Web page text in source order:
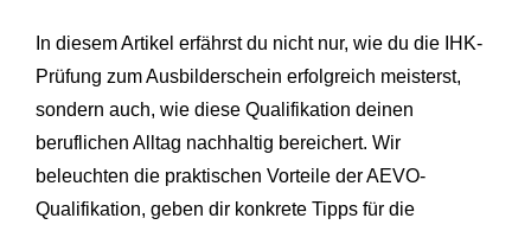
In diesem Artikel erfährst du nicht nur, wie du die IHK-
Prüfung zum Ausbilderschein erfolgreich meisterst,
sondern auch, wie diese Qualifikation deinen
beruflichen Alltag nachhaltig bereichert. Wir
beleuchten die praktischen Vorteile der AEVO-
Qualifikation, geben dir konkrete Tipps für die